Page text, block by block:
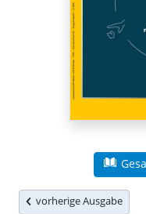
vorherige Ausgabe